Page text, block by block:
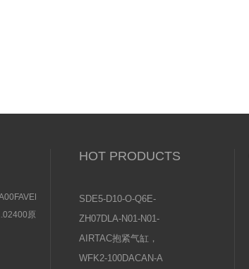
原
HOT PRODUCTS
SDE5-D10-O-Q6E-
P-KFESTO费斯托压
ZH07DLA-N01-N01-
N01日本SMC真空发
AIRTAC抱紧气缸，
夹紧气缸常见问题及
WFK2-100DACAN-A